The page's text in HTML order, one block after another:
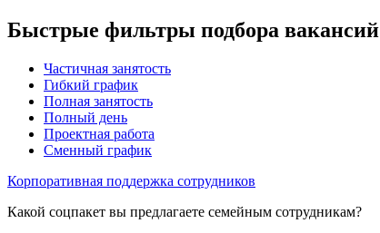
Быстрые фильтры подбора вакансий
Частичная занятость
Гибкий график
Полная занятость
Полный день
Проектная работа
Сменный график
Корпоративная поддержка сотрудников
Какой соцпакет вы предлагаете семейным сотрудникам?